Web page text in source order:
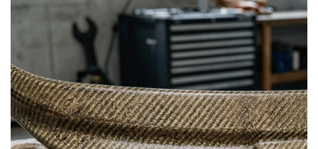
per App E90 Handgriffe Interior Set
€27,50
WÄHLE OPTIONEN
E90-
★★